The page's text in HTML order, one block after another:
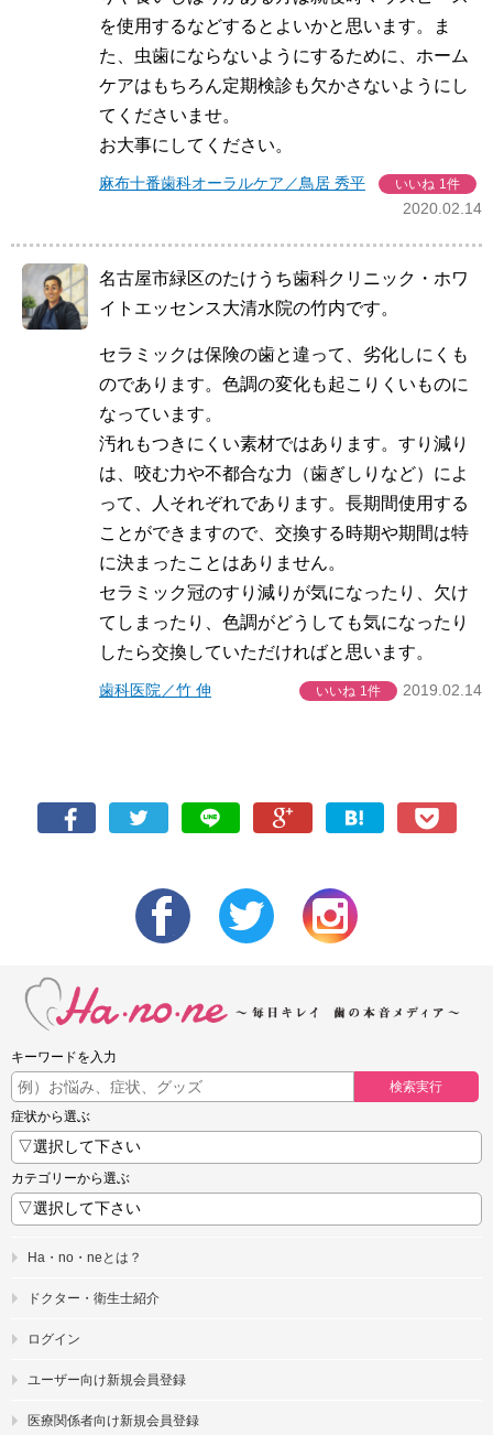
を使用するなどするとよいかと思います。ま
た、虫歯にならないようにするために、ホーム
ケアはもちろん定期検診も欠かさないようにし
てくださいませ。
お大事にしてください。
麻布十番歯科オーラルケア／鳥居 秀平 いいね 1件
2020.02.14
名古屋市緑区のたけうち歯科クリニック・ホワ
イトエッセンス大清水院の竹内です。
セラミックは保険の歯と違って、劣化しにくも
のであります。色調の変化も起こりくいものに
なっています。
汚れもつきにくい素材ではあります。すり減り
は、咬む力や不都合な力（歯ぎしりなど）によ
って、人それぞれであります。長期間使用する
ことができますので、交換する時期や期間は特
に決まったことはありません。
セラミック冠のすり減りが気になったり、欠け
てしまったり、色調がどうしても気になったり
したら交換していただければと思います。
歯科医院／竹 伸 いいね 1件 2019.02.14
キーワードを入力
検索実行
症状から選ぶ
カテゴリーから選ぶ
Ha・no・neとは？
ドクター・衛生士紹介
ログイン
ユーザー向け新規会員登録
医療関係者向け新規会員登録